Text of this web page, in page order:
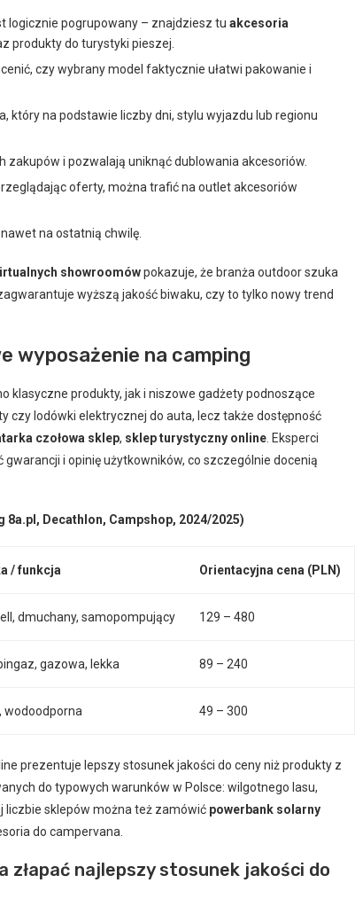
logicznie pogrupowany – znajdziesz tu akcesoria
produkty do turystyki pieszej.
czy wybrany model faktycznie ułatwi pakowanie i
który na podstawie liczby dni, stylu wyjazdu lub regionu
i pozwalają uniknąć dublowania akcesoriów.
oferty, można trafić na outlet akcesoriów
na ostatnią chwilę.
showroomówpokazuje, że branża outdoor szuka
wyższą jakość biwaku, czy to tylko nowy trend
wyposażenie na camping
klasyczne produkty, jak i niszowe gadżety podnoszące
czy lodówki elektrycznej do auta, lecz także dostępność
czołowa sklep, sklep turystyczny online . Eksperci
i opinię użytkowników, co szczególnie docenią
Decathlon, Campshop, 2024/2025)
/ funkcja Orientacyjna cena (PLN)
dmuchany, samopompujący 129 – 480
gazowa, lekka 89 – 240
wodoodporna 49 – 300
prezentuje lepszy stosunek jakości do ceny niż produkty z
do typowych warunków w Polsce: wilgotnego lasu,
liczbie sklepów można też zamówić powerbank solarny
do campervana.
najlepszy stosunek jakości do